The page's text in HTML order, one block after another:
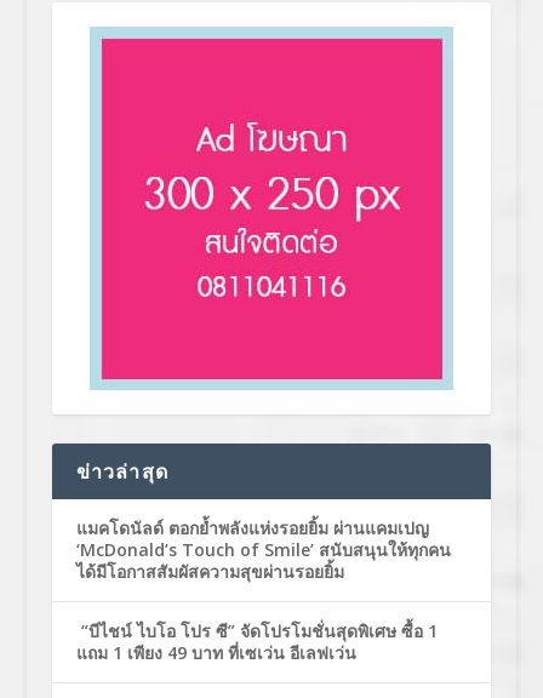
ข่าวล่าสุด
แมคโดนัลด์ ตอกย้ำพลังแห่งรอยยิ้ม ผ่านแคมเปญ
‘McDonald’s Touch of Smile’ สนับสนุนให้ทุกคน
ได้มีโอกาสสัมผัสความสุขผ่านรอยยิ้ม
“บีไชน์ ไบโอ โปร ซี” จัดโปรโมชั่นสุดพิเศษ ซื้อ 1
แถม 1 เพียง 49 บาท ที่เซเว่น อีเลฟเว่น